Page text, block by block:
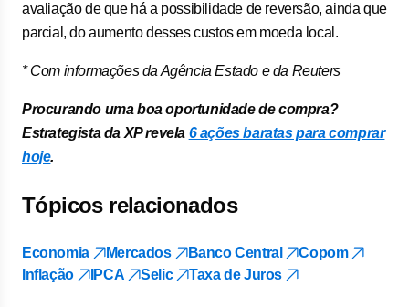
avaliação de que há a possibilidade de reversão, ainda que
parcial, do aumento desses custos em moeda local.
* Com informações da Agência Estado e da Reuters
Procurando uma boa oportunidade de compra?
Estrategista da XP revela 6 ações baratas para comprar
hoje.
Tópicos relacionados
Economia Mercados Banco Central
Copom
Inflação
IPCA Selic Taxa de Juros